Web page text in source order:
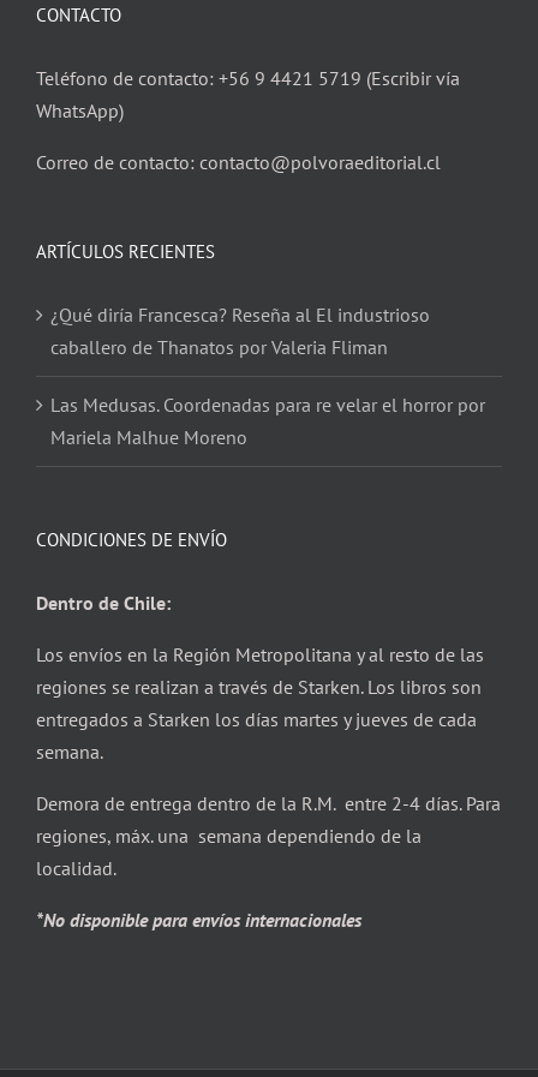
CONTACTO
Teléfono de contacto: +56 9 4421 5719 (Escribir vía
WhatsApp)
Correo de contacto: contacto@polvoraeditorial.cl
ARTÍCULOS RECIENTES
¿Qué diría Francesca? Reseña al El industrioso
caballero de Thanatos por Valeria Fliman
Las Medusas. Coordenadas para re velar el horror por
Mariela Malhue Moreno
CONDICIONES DE ENVÍO
Dentro de Chile:
Los envíos en la Región Metropolitana y al resto de las
regiones se realizan a través de Starken. Los libros son
entregados a Starken los días martes y jueves de cada
semana.
Demora de entrega dentro de la R.M. entre 2-4 días. Para
regiones, máx. una semana dependiendo de la
localidad.
*No disponible para envíos internacionales